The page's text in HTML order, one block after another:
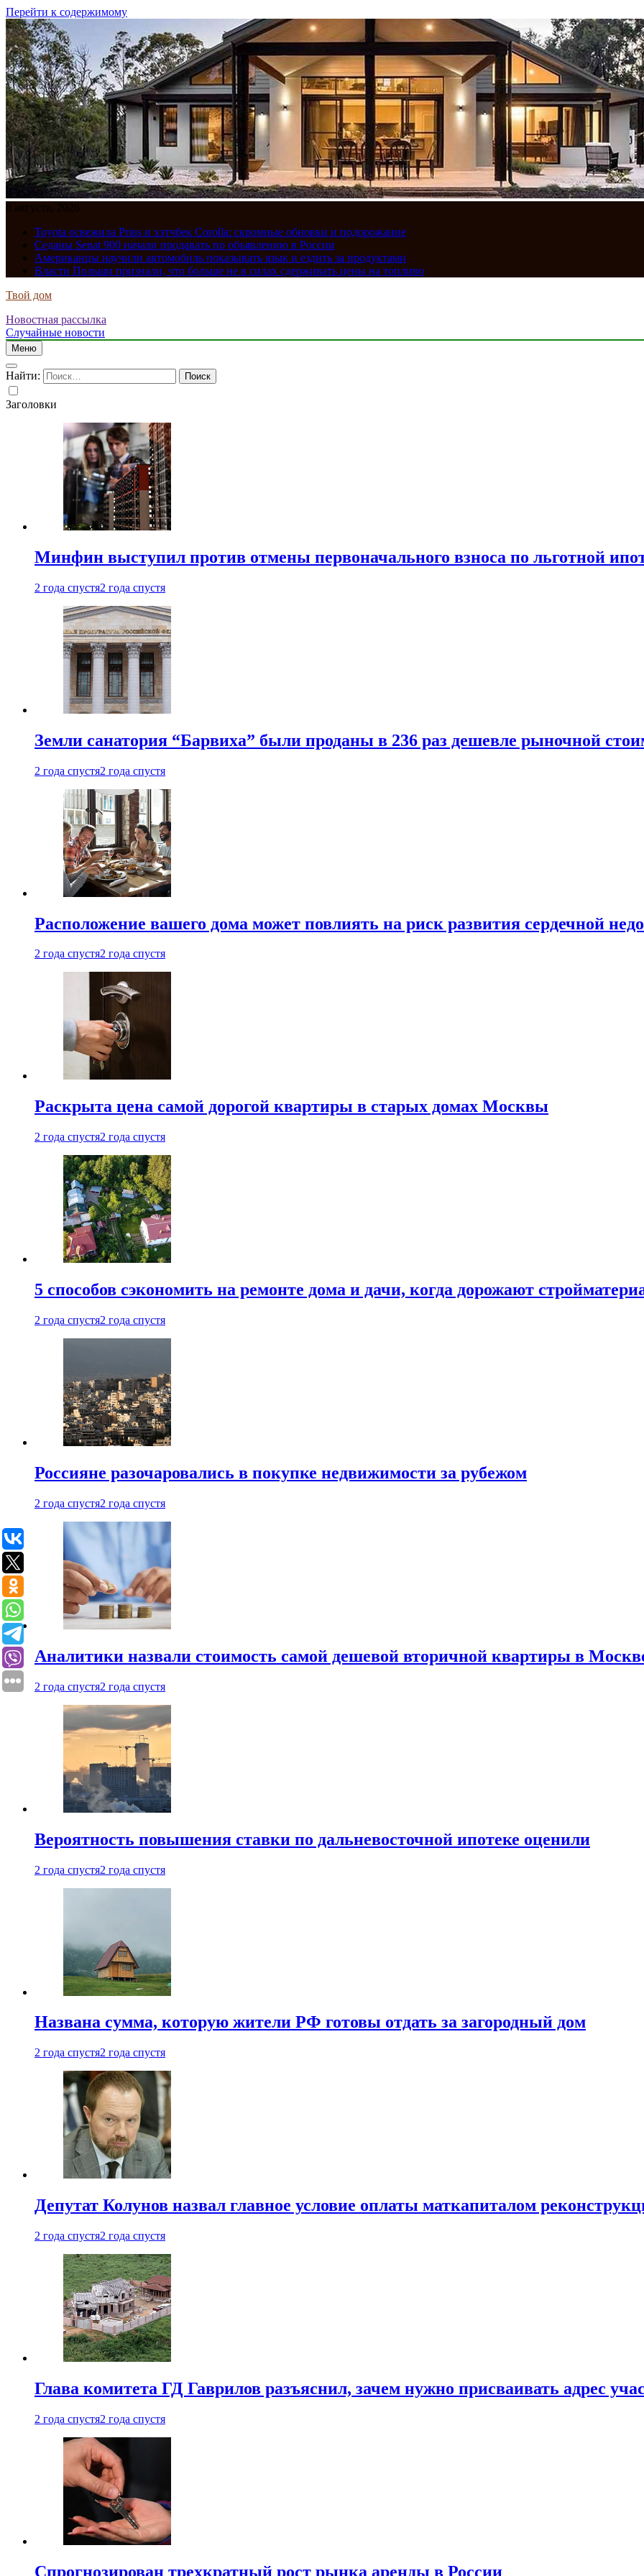
Перейти к содержимому
6 августа, 2026
Toyota освежила Prius и хэтчбек Corolla: скромные обновки и подорожание
Седаны Senat 900 начали продавать по объявлению в России
Американцы научили автомобиль показывать язык и ездить за продуктами
Власти Польши признали, что больше не в силах сдерживать цены на топливо
Твой дом
Новостная рассылка
Случайные новости
Меню
Найти:
Заголовки
Минфин выступил против отмены первоначального взноса по льготной
2 года спустя2 года спустя
Земли санатория “Барвиха” были проданы в 236 раз дешевле рыночной
2 года спустя2 года спустя
Расположение вашего дома может повлиять на риск развития сердечной
2 года спустя2 года спустя
Раскрыта цена самой дорогой квартиры в старых домах Москвы
2 года спустя2 года спустя
5 способов сэкономить на ремонте дома и дачи, когда дорожают
2 года спустя2 года спустя
Россияне разочаровались в покупке недвижимости за рубежом
2 года спустя2 года спустя
Аналитики назвали стоимость самой дешевой вторичной квартиры в
2 года спустя2 года спустя
Вероятность повышения ставки по дальневосточной ипотеке оценили
2 года спустя2 года спустя
Названа сумма, которую жители РФ готовы отдать за загородный дом
2 года спустя2 года спустя
Депутат Колунов назвал главное условие оплаты маткапиталом
2 года спустя2 года спустя
Глава комитета ГД Гаврилов разъяснил, зачем нужно присваивать адрес
2 года спустя2 года спустя
Спрогнозирован трехкратный рост рынка аренды в России